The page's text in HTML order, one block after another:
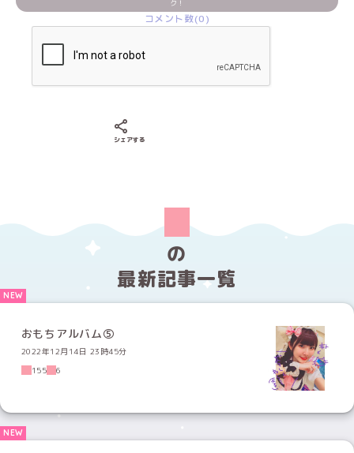
ク！
コメント数(0)
シェアする
の
最新記事一覧
おもちアルバム⑤
2022年12月14日 23時45分
155
6